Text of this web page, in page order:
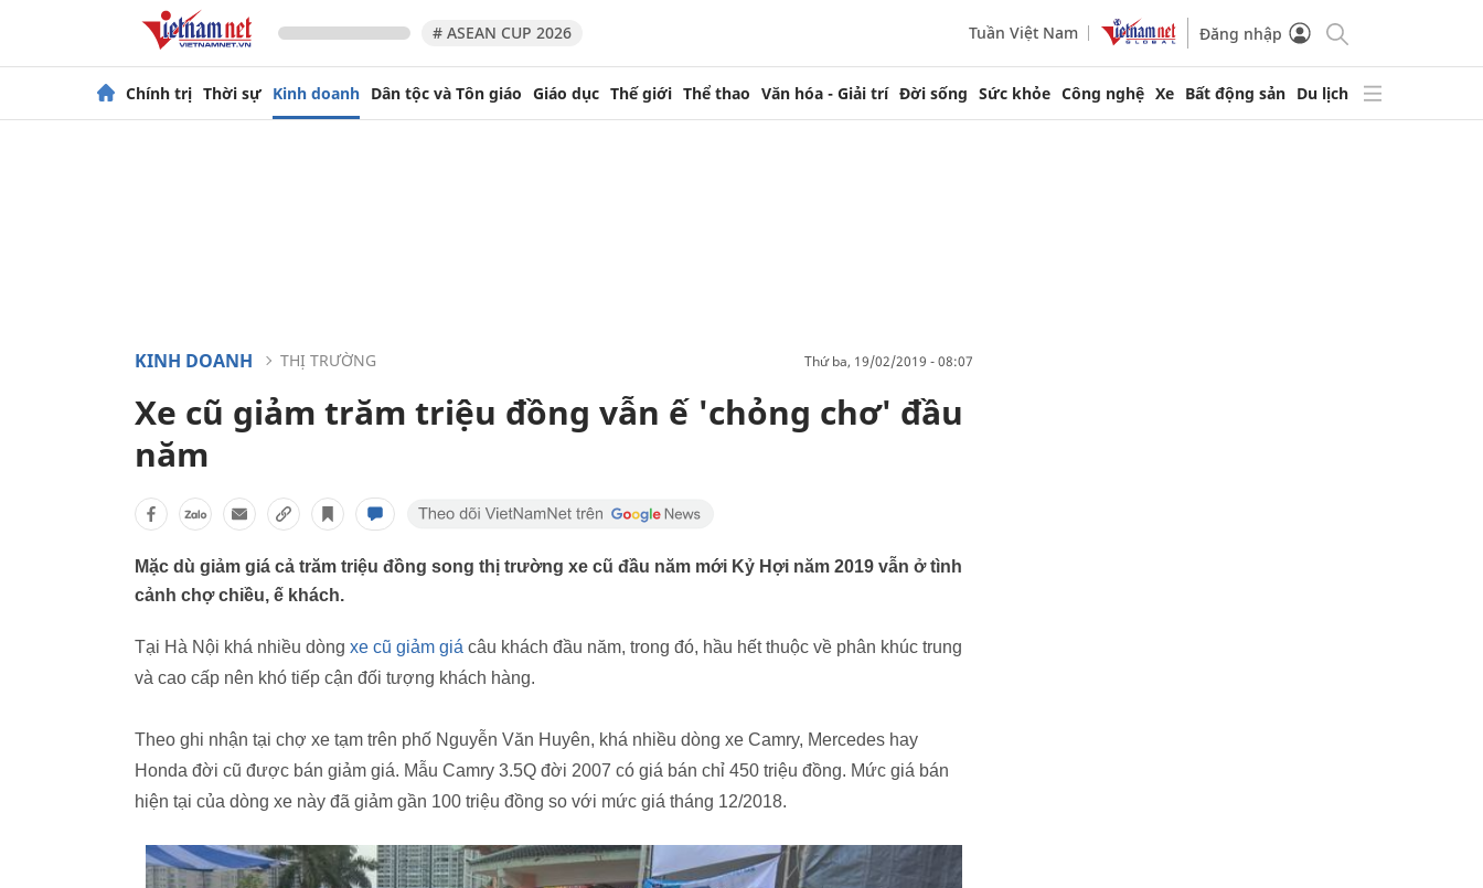
# ASEAN CUP 2026 Tuần Việt Nam Đăng nhập
Chính trị Thời sự Kinh doanh Dân tộc và Tôn giáo Giáo dục Thế giới Thể thao Văn hóa - Giải trí Đời sống Sức khỏe Công nghệ Xe Bất động sản Du lịch
KINH DOANH THỊ TRƯỜNG thứ ba, 19/02/2019 - 08:07
Xe cũ giảm trăm triệu đồng vẫn ế 'chỏng chơ' đầu
năm
Mặc dù giảm giá cả trăm triệu đồng song thị trường xe cũ đầu năm mới Kỷ Hợi năm 2019 vẫn ở tình
cảnh chợ chiều, ế khách.
Tại Hà Nội khá nhiều dòng xe cũ giảm giá câu khách đầu năm, trong đó, hầu hết thuộc về phân khúc trung
và cao cấp nên khó tiếp cận đối tượng khách hàng.
Theo ghi nhận tại chợ xe tạm trên phố Nguyễn Văn Huyên, khá nhiều dòng xe Camry, Mercedes hay
Honda đời cũ được bán giảm giá. Mẫu Camry 3.5Q đời 2007 có giá bán chỉ 450 triệu đồng. Mức giá bán
hiện tại của dòng xe này đã giảm gần 100 triệu đồng so với mức giá tháng 12/2018.